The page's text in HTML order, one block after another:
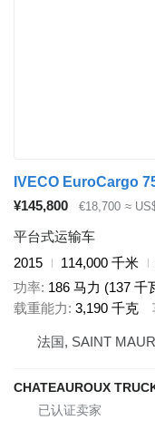
IVECO EuroCargo
¥145,800
€18,700 ≈
平台式运输车
2015
114,000 千米
功率 186 马力 (137 千
载重能力 3,190 千克
法国, SAINT MAUR
CHATEAUROUX